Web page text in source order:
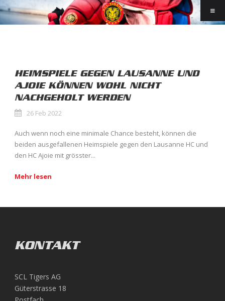
HEIMSPIELE GEGEN LAUSANNE UND
AJOIE KÖNNEN WOHL NICHT
NACHGEHOLT WERDEN
26 Feb 2022
Auch wenn noch eine minimale Chance besteht, können die
beiden ausgefallenen Heimspiele gegen den Lausanne HC und
den HC Ajoie mit grösster...
Mehr lesen
KONTAKT
SCL Tigers AG
Güterstrasse 18